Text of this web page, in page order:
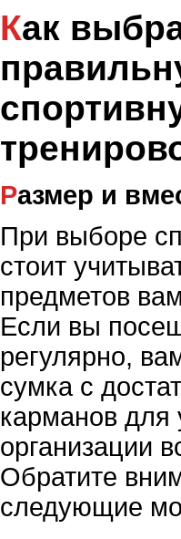
Как выбрать
Размер и
При выборе
стоит
предметов
Если вы
регулярно,
сумка с
карманов для
организации
Обратите
следующие